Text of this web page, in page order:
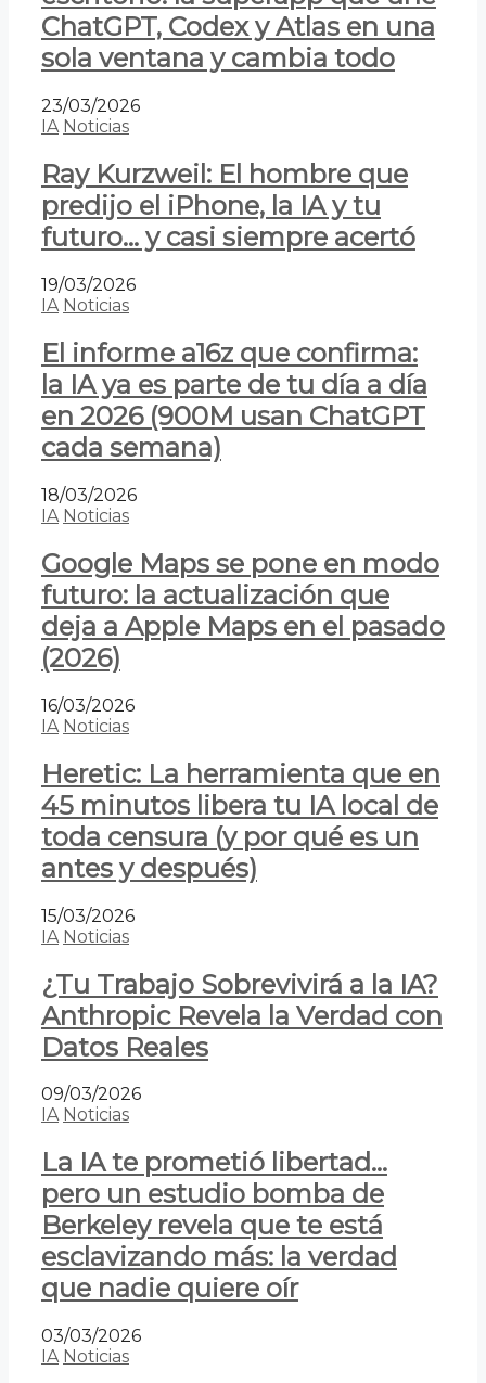
ChatGPT, Codex y Atlas en una
sola ventana y cambia todo
23/03/2026
IA Noticias
Ray Kurzweil: El hombre que
predijo el iPhone, la IA y tu
futuro… y casi siempre acertó
19/03/2026
IA Noticias
El informe a16z que confirma:
la IA ya es parte de tu día a día
en 2026 (900M usan ChatGPT
cada semana)
18/03/2026
IA Noticias
Google Maps se pone en modo
futuro: la actualización que
deja a Apple Maps en el pasado
(2026)
16/03/2026
IA Noticias
Heretic: La herramienta que en
45 minutos libera tu IA local de
toda censura (y por qué es un
antes y después)
15/03/2026
IA Noticias
¿Tu Trabajo Sobrevivirá a la IA?
Anthropic Revela la Verdad con
Datos Reales
09/03/2026
IA Noticias
La IA te prometió libertad…
pero un estudio bomba de
Berkeley revela que te está
esclavizando más: la verdad
que nadie quiere oír
03/03/2026
IA Noticias